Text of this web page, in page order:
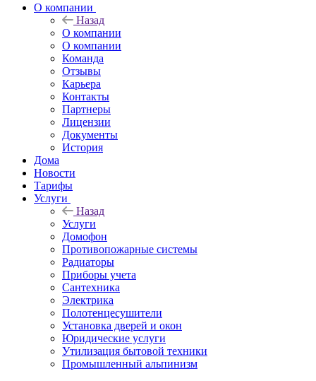
О компании
Назад
О компании
О компании
Команда
Отзывы
Карьера
Контакты
Партнеры
Лицензии
Документы
История
Дома
Новости
Тарифы
Услуги
Назад
Услуги
Домофон
Противопожарные системы
Радиаторы
Приборы учета
Сантехника
Электрика
Полотенцесушители
Установка дверей и окон
Юридические услуги
Утилизация бытовой техники
Промышленный альпинизм